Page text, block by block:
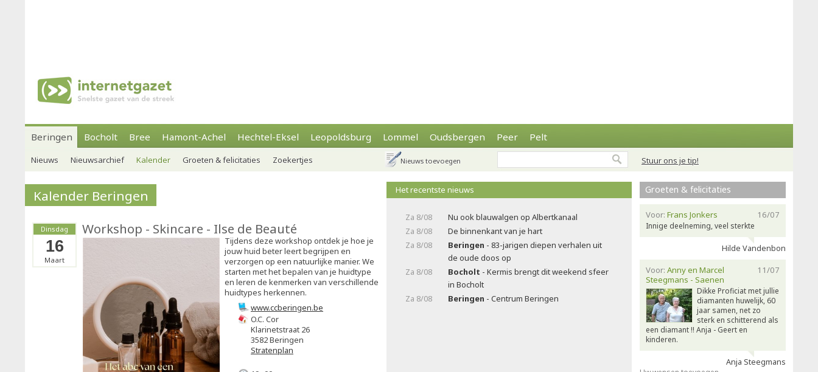
Beringen Bocholt Bree Hamont-Achel Hechtel-Eksel Leopoldsburg Lommel Oudsbergen Peer Pelt
Stuur ons je tip!
Nieuws Nieuwsarchief Kalender Groeten & felicitaties Zoekertjes Nieuws toevoegen
Kalender Beringen
Dinsdag
16
Maart
Workshop - Skincare - Ilse de Beauté
Tijdens deze workshop ontdek je hoe je
jouw huid beter leert begrijpen en
verzorgen op een natuurlijke manier. We
starten met het bepalen van je huidtype
en leren de kenmerken van verschillende
huidtypes herkennen.
www.ccberingen.be
O.C. Cor
Klarinetstraat 26
3582 Beringen
Stratenplan
Het recentste nieuws
Za 8/08
Nu ook blauwalgen op Albertkanaal
Za 8/08
De binnenkant van je hart
Za 8/08
Beringen - 83-jarigen diepen verhalen uit
de oude doos op
Za 8/08
Bocholt - Kermis brengt dit weekend sfeer
in Bocholt
Za 8/08
Beringen - Centrum Beringen
Groeten & felicitaties
16/07
Voor: Frans Jonkers
Innige deelneming, veel sterkte
Hilde Vandenbon
11/07
Voor: Anny en Marcel
Steegmans - Saenen
Dikke Proficiat met jullie
diamanten huwelijk, 60
jaar samen, net zo
sterk en schitterend als
een diamant !! Anja - Geert en
kinderen.
Anja Steegmans